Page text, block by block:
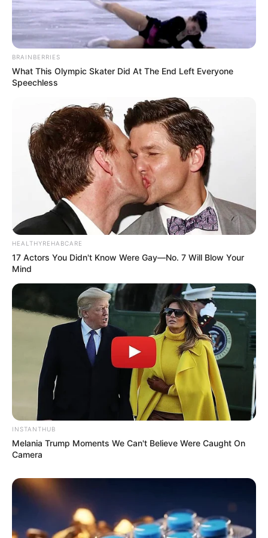
BRAINBERRIES
What This Olympic Skater Did At The End Left Everyone
Speechless
HEALTHYREHABCARE
17 Actors You Didn't Know Were Gay—No. 7 Will Blow Your
Mind
INSTANTHUB
Melania Trump Moments We Can't Believe Were Caught On
Camera